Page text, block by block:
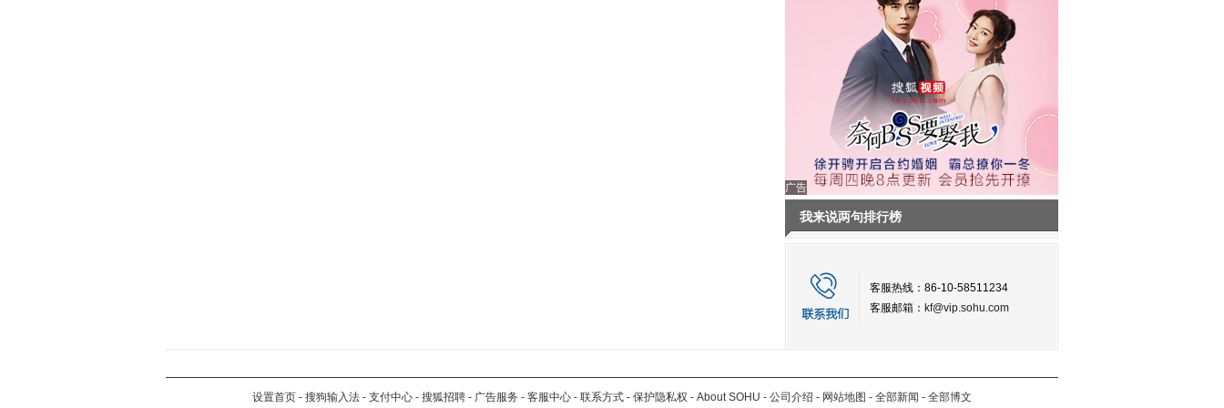
广告
我来说两句排行榜
客服热线：86-10-58511234
客服邮箱： kf@vip.sohu.com
设置首页 - 搜狗输入法 - 支付中心 - 搜狐招聘 - 广告服务 - 客服中心 - 联系方式 - 保护隐私权 - About SOHU - 公司介绍 - 网站地图 - 全部新闻 - 全部博文